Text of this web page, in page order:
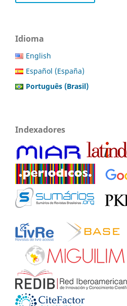
Idioma
English
Español (España)
Português (Brasil)
Indexadores